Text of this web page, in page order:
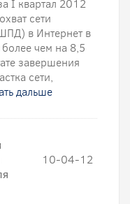
I квартал 2012
сети
в Интернет в
чем на 8,5
завершения
сети,
дальше
10-04-12